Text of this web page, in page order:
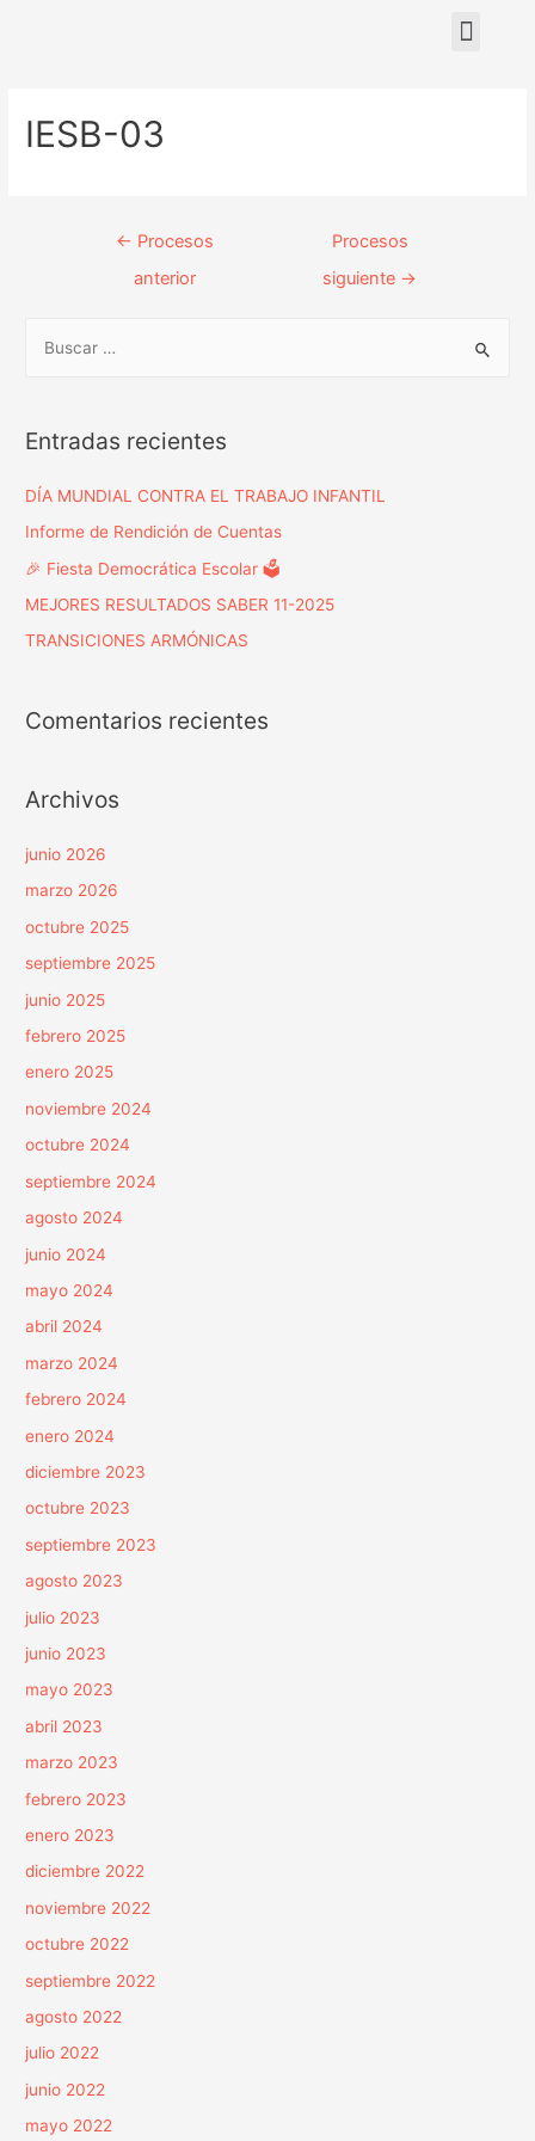
IESB-03
← Procesos
anterior
Procesos
siguiente →
Entradas recientes
DÍA MUNDIAL CONTRA EL TRABAJO INFANTIL
Informe de Rendición de Cuentas
🎉 Fiesta Democrática Escolar 🗳️
MEJORES RESULTADOS SABER 11-2025
TRANSICIONES ARMÓNICAS
Comentarios recientes
Archivos
junio 2026
marzo 2026
octubre 2025
septiembre 2025
junio 2025
febrero 2025
enero 2025
noviembre 2024
octubre 2024
septiembre 2024
agosto 2024
junio 2024
mayo 2024
abril 2024
marzo 2024
febrero 2024
enero 2024
diciembre 2023
octubre 2023
septiembre 2023
agosto 2023
julio 2023
junio 2023
mayo 2023
abril 2023
marzo 2023
febrero 2023
enero 2023
diciembre 2022
noviembre 2022
octubre 2022
septiembre 2022
agosto 2022
julio 2022
junio 2022
mayo 2022